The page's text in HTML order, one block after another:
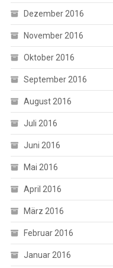
Dezember 2016
November 2016
Oktober 2016
September 2016
August 2016
Juli 2016
Juni 2016
Mai 2016
April 2016
März 2016
Februar 2016
Januar 2016